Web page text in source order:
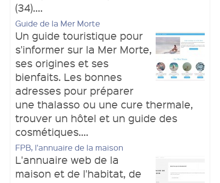
(34)....
Guide de la Mer Morte
Un guide touristique pour
s'informer sur la Mer Morte,
ses origines et ses
bienfaits. Les bonnes
adresses pour préparer
une thalasso ou une cure thermale,
trouver un hôtel et un guide des
cosmétiques....
FPB, l'annuaire de la maison
L'annuaire web de la
maison et de l'habitat, de